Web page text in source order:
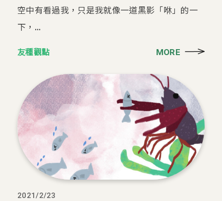
空中有看過我，只是我就像一道黑影「咻」的一
下，...
友種觀點 MORE
2021/2/23